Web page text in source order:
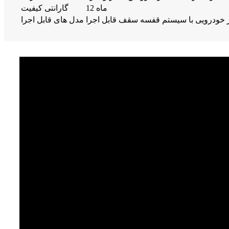
گارانتی کیفیت
12 ماه
مدل های قابل اجرا